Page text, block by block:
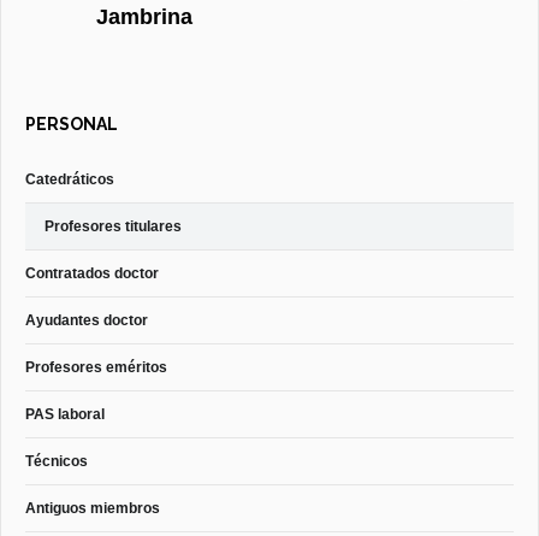
Jambrina
PERSONAL
Catedráticos
Profesores titulares
Contratados doctor
Ayudantes doctor
Profesores eméritos
PAS laboral
Técnicos
Antiguos miembros